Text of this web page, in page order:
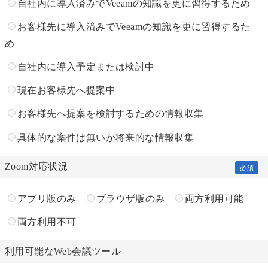
自社内に導入済みでVeeamの知識を更に習得するため
お客様先に導入済みでVeeamの知識を更に習得するた
め
自社内に導入予定または検討中
現在お客様先へ提案中
お客様先へ提案を検討するための情報収集
具体的な案件は無いが将来的な情報収集
Zoom対応状況 必須
アプリ版のみ ブラウザ版のみ 両方利用可能
両方利用不可
利用可能なWeb会議ツール